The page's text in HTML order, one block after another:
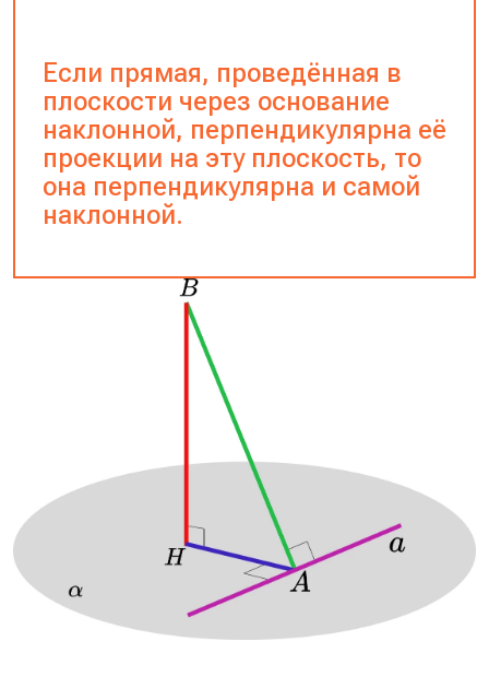
Если прямая, проведённая в
плоскости через основание
наклонной, перпендикулярна её
проекции на эту плоскость, то
она перпендикулярна и самой
наклонной.